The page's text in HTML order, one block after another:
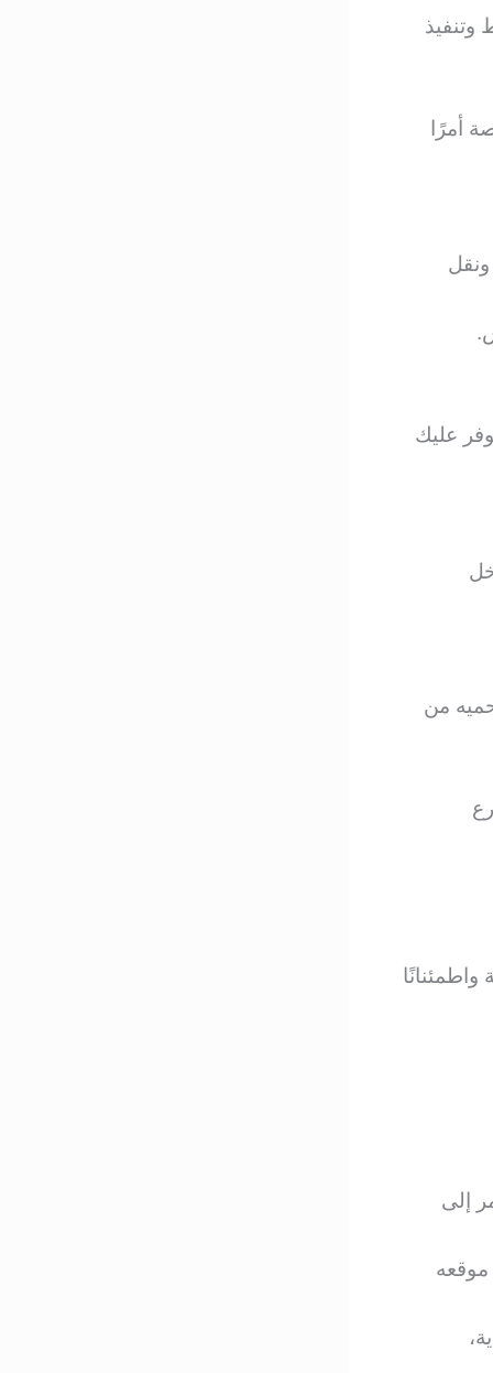
وتنفيذ
أمرًا
عليك
من
إلى
موقعه